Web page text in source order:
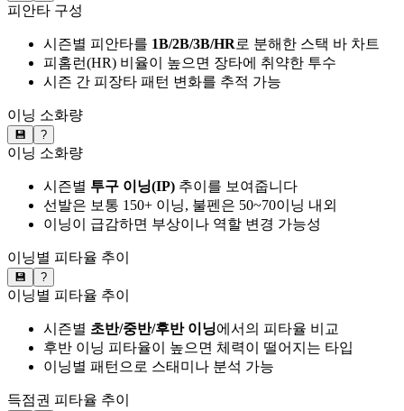
피안타 구성
시즌별 피안타를 1B/2B/3B/HR로 분해한 스택 바 차트
피홈런(HR) 비율이 높으면 장타에 취약한 투수
시즌 간 피장타 패턴 변화를 추적 가능
이닝 소화량
💾 ?
이닝 소화량
시즌별 투구 이닝(IP) 추이를 보여줍니다
선발은 보통 150+ 이닝, 불펜은 50~70이닝 내외
이닝이 급감하면 부상이나 역할 변경 가능성
이닝별 피타율 추이
💾 ?
이닝별 피타율 추이
시즌별 초반/중반/후반 이닝에서의 피타율 비교
후반 이닝 피타율이 높으면 체력이 떨어지는 타입
이닝별 패턴으로 스태미나 분석 가능
득점권 피타율 추이